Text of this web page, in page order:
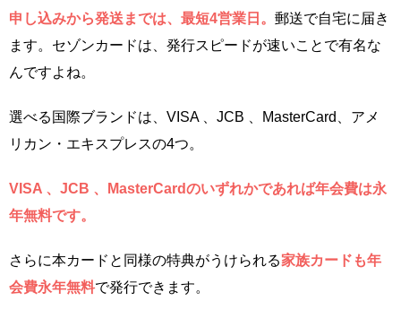
申し込みから発送までは、最短4営業日。 郵送で自宅に届き
ます。セゾンカードは、発行スピードが速いことで有名な
んですよね。
選べる国際ブランドは、VISA 、JCB 、MasterCard、アメ
リカン・エキスプレスの4つ。
VISA 、JCB 、MasterCardのいずれかであれば年会費は永
年無料です。
さらに本カードと同様の特典がうけられる家族カードも年
会費永年無料で発行できます。